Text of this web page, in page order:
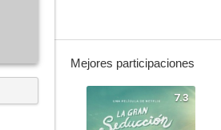
Mejores participaciones
7.3